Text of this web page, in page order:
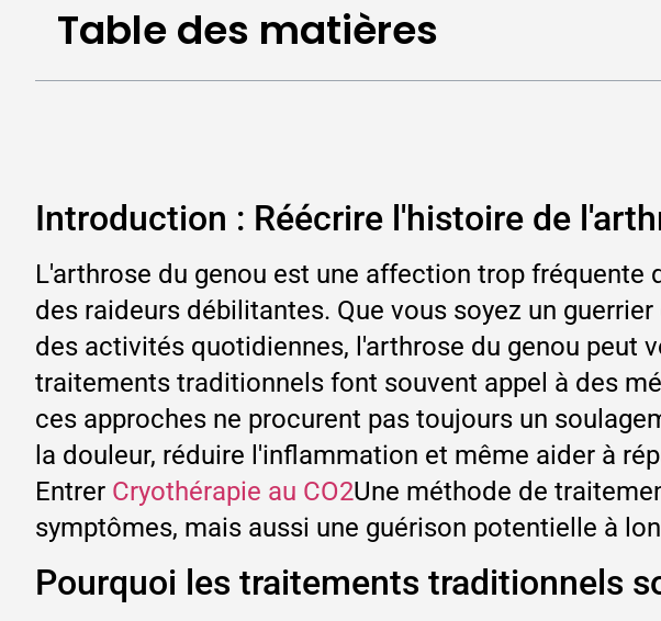
Table des matières
Introduction : Réécrire l'histoire de
L'arthrose du genou est une affection trop
des raideurs débilitantes. Que vous soyez un
des activités quotidiennes, l'arthrose du genou peut
traitements traditionnels font souvent appel à des
ces approches ne procurent pas toujours un
la douleur, réduire l'inflammation et même aider à
Entrer Cryothérapie au CO2Une méthode de
symptômes, mais aussi une guérison potentielle à
Pourquoi les traitements traditionnels